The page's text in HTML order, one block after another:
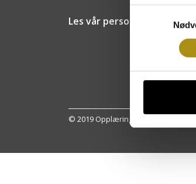
Les vår
© 2019 Opplæringskontoret for